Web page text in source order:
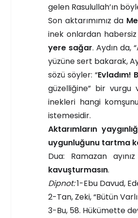
gelen Rasulullah’ın
Son aktarımımız da
inek onlardan
yere sağar. Aydın da,
yüzüne sert bakarak,
sözü söyler: “Evladım!
güzelliğine” bir vurgu
inekleri hangi
istemesidir.
Aktarımların
uygunluğunu tartma
Dua: Ramazan
kavuşturmasın.
Dipnot:1-Ebu Davud,
2-Tan, Zeki, “Bütün
3-Bu, 58. Hükümette